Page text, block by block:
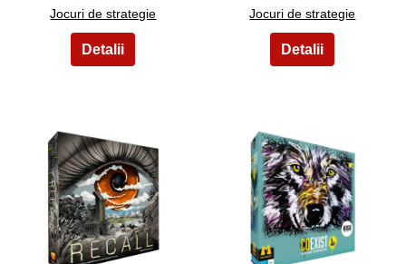
Jocuri de strategie Jocuri de strategie
29 30